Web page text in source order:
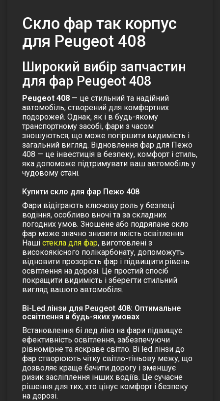
Скло фар так корпус
для Peugeot 408
Широкий вибір запчастин
для фар Peugeot 408
Peugeot 408 — це стильний та надійний
автомобіль, створений для комфортних
подорожей. Однак, як і в будь-якому
транспортному засобі, фари з часом
зношуються, що може погіршити видимість і
загальний вигляд. Відновлення фар для Пежо
408 — це інвестиція в безпеку, комфорт і стиль,
яка допоможе підтримувати ваш автомобіль у
чудовому стані.
Купити скло для фар Пежо 408
Фари відіграють ключову роль у безпеці
водіння, особливо вночі та за складних
погодних умов. Зношене або подряпане скло
фар може значно знизити якість освітлення.
Наші стекла для фар, виготовлені з
високоякісного полікарбонату, допоможуть
відновити прозорість фар і підвищити рівень
освітлення на дорозі. Це простий спосіб
покращити видимість і зберегти стильний
вигляд вашого автомобіля.
Bi-Led лінзи для Peugeot 408: Оптимальне
освітлення в будь-яких умовах
Встановлення бі лед лінз на фари підвищує
ефективність освітлення, забезпечуючи
рівномірне та яскраве світло. Bi led лінзи до
фар створюють чітку світло-тіньову межу, що
дозволяє краще бачити дорогу і зменшує
ризик засліплення інших водіїв. Це сучасне
рішення для тих, хто цінує комфорт і безпеку
на дорозі.